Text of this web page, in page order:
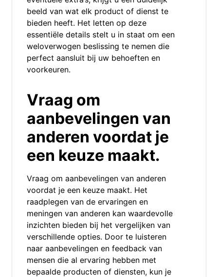
beeld van wat elk product of dienst te
bieden heeft. Het letten op deze
essentiële details stelt u in staat om een
weloverwogen beslissing te nemen die
perfect aansluit bij uw behoeften en
voorkeuren.
Vraag om
aanbevelingen van
anderen voordat je
een keuze maakt.
Vraag om aanbevelingen van anderen
voordat je een keuze maakt. Het
raadplegen van de ervaringen en
meningen van anderen kan waardevolle
inzichten bieden bij het vergelijken van
verschillende opties. Door te luisteren
naar aanbevelingen en feedback van
mensen die al ervaring hebben met
bepaalde producten of diensten, kun je